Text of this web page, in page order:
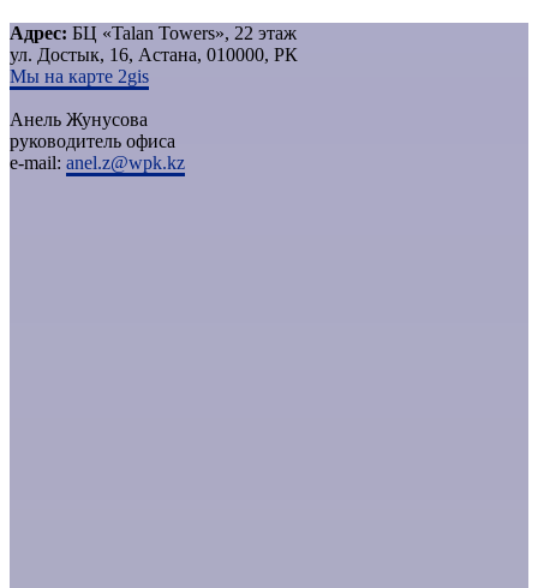
Адрес: БЦ «Talan Towers», 22 этаж
ул. Достык, 16, Астана, 010000, РК
Мы на карте 2gis
Анель Жунусова
руководитель офиса
e-mail: anel.z@wpk.kz